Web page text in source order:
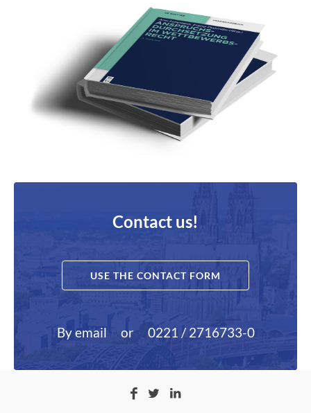
Contact us!
USE THE CONTACT FORM
By email or 0221 / 2716733-0